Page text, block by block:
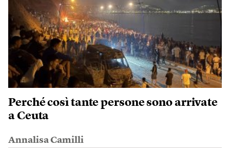
Perché così tante persone sono arrivate
a Ceuta
Annalisa Camilli